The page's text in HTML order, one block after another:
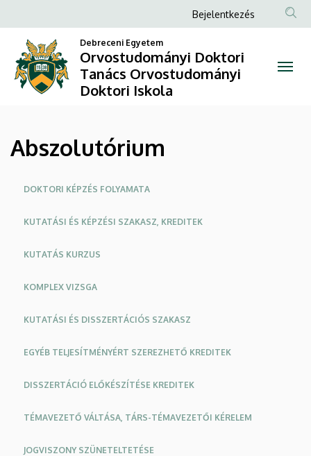
Orvostudományi
Doktori
Orvostudományi
Doktori
Iskola
a
tartalomra
Anonim
fiók
menüje
Bejelentkezés
Debreceni Egyetem
Orvostudományi Doktori
Tanács Orvostudományi
Doktori Iskola
Abszolutórium
Oldalmenü
DOKTORI KÉPZÉS FOLYAMATA
KUTATÁSI ÉS KÉPZÉSI SZAKASZ, KREDITEK
KUTATÁS KURZUS
KOMPLEX VIZSGA
KUTATÁSI ÉS DISSZERTÁCIÓS SZAKASZ
EGYÉB TELJESÍTMÉNYÉRT SZEREZHETŐ KREDITEK
DISSZERTÁCIÓ ELŐKÉSZÍTÉSE KREDITEK
TÉMAVEZETŐ VÁLTÁSA, TÁRS-TÉMAVEZETŐI KÉRELEM
JOGVISZONY SZÜNETELTETÉSE